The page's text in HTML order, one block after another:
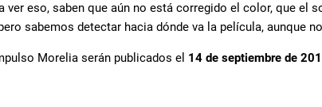
eso, saben que aún no está corregido el color, que el
sabemos detectar hacia dónde va la película, aunque
Morelia serán publicados el 14 de septiembre de